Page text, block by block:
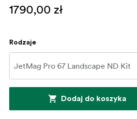
1790,00 zł
Rodzaje
Dodaj do koszyka